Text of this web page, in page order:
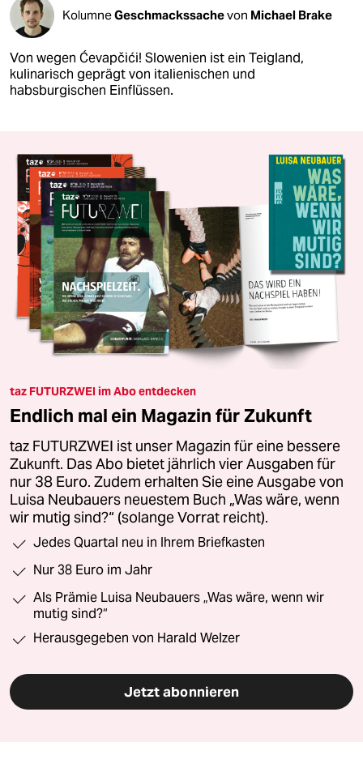
KolumneGeschmackssachevon Michael Brake
Von wegen Ćevapčići! Slowenien ist ein Teigland,
kulinarisch geprägt von italienischen und
habsburgischen Einflüssen.
taz FUTURZWEI im Abo entdecken
Endlich mal ein Magazin für Zukunft
taz FUTURZWEI ist unser Magazin für eine bessere
Zukunft. Das Abo bietet jährlich vier Ausgaben für
nur 38 Euro. Zudem erhalten Sie eine Ausgabe von
Luisa Neubauers neuestem Buch „Was wäre, wenn
wir mutig sind?“ (solange Vorrat reicht).
Jedes Quartal neu in Ihrem Briefkasten
Nur 38 Euro im Jahr
Als Prämie Luisa Neubauers „Was wäre, wenn wir
mutig sind?“
Herausgegeben von Harald Welzer
Jetzt abonnieren